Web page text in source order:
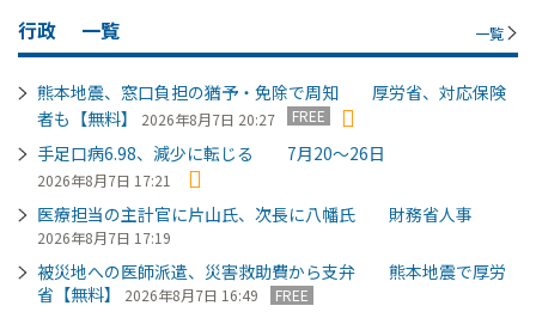
行政 一覧 一覧
熊本地震、窓口負担の猶予・免除で周知 厚労省、対応保険
者も【無料】
2026年8月7日 20:27 FREE
手足口病6.98、減少に転じる 7月20～26日
2026年8月7日 17:21
医療担当の主計官に片山氏、次長に八幡氏 財務省人事
2026年8月7日 17:19
被災地への医師派遣、災害救助費から支弁 熊本地震で厚労
省【無料】
2026年8月7日 16:49 FREE